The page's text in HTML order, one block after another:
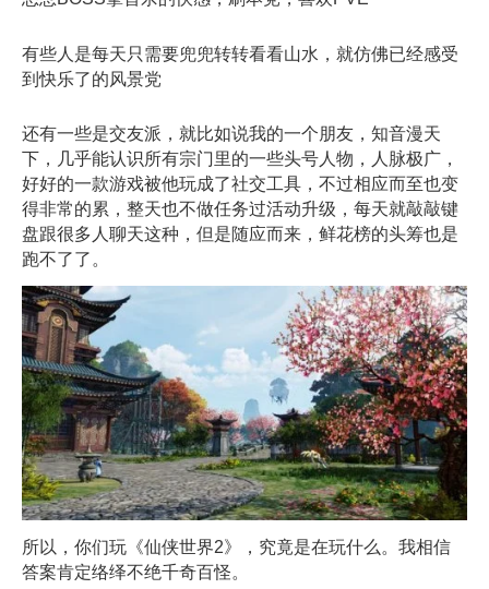
有些人是每天只需要兜兜转转看看山水，就仿佛已经感受
到快乐了的风景党
还有一些是交友派，就比如说我的一个朋友，知音漫天
下，几乎能认识所有宗门里的一些头号人物，人脉极广，
好好的一款游戏被他玩成了社交工具，不过相应而至也变
得非常的累，整天也不做任务过活动升级，每天就敲敲键
盘跟很多人聊天这种，但是随应而来，鲜花榜的头筹也是
跑不了了。
所以，你们玩《仙侠世界2》，究竟是在玩什么。我相信
答案肯定络绎不绝千奇百怪。